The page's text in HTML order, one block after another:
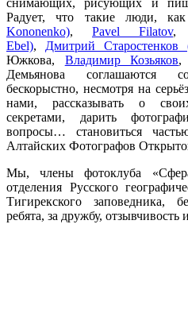
Радует, что такие люди,
Kononenko), Pavel Filatov,
Ebel), Дмитрий Старостенков
Южкова, Владимир Козьяков
Демьянова соглашаются
бескорыстно, несмотря на
нами, рассказывать о
секретами, дарить
вопросы… становиться
Алтайских Фотографов
Мы, члены фотоклуба
отделения Русского
Тигирекского заповедника,
ребята, за дружбу, отзывчивость